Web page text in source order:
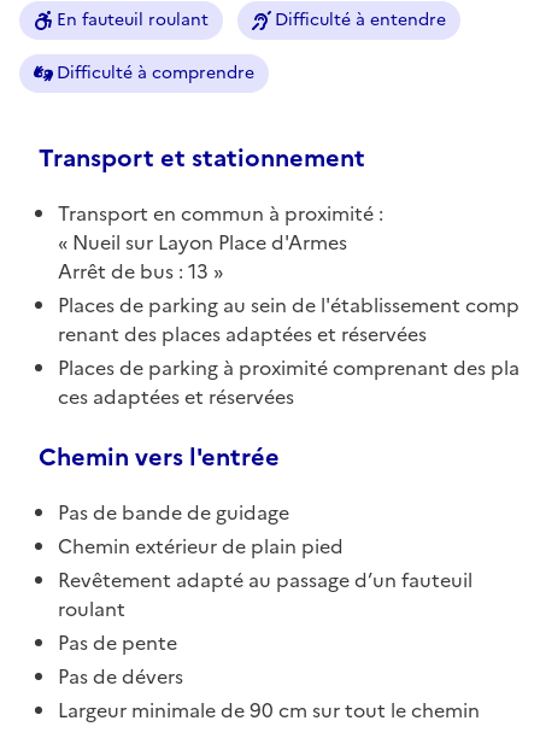
En fauteuil roulant Difficulté à entendre
Difficulté à comprendre
Transport et stationnement
Transport en commun à proximité :
Nueil sur Layon Place d'Armes
Arrêt de bus : 13
Places de parking au sein de l'établissement comp
renant des places adaptées et réservées
Places de parking à proximité comprenant des pla
ces adaptées et réservées
Chemin vers l'entrée
Pas de bande de guidage
Chemin extérieur de plain pied
Revêtement adapté au passage d’un fauteuil
roulant
Pas de pente
Pas de dévers
Largeur minimale de 90 cm sur tout le chemin